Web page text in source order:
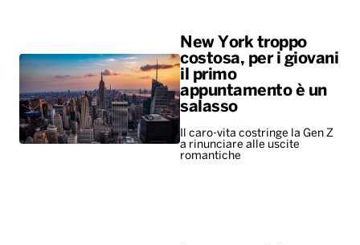
New York troppo
costosa, per i giovani
il primo
appuntamento è un
salasso
Il caro-vita costringe la Gen Z
a rinunciare alle uscite
romantiche